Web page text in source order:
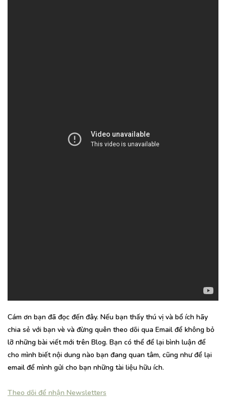
Cám ơn bạn đã đọc đến đây. Nếu bạn thấy thú vị và bổ ích hãy
chia sẻ với bạn vè và đừng quên theo dõi qua Email để không bỏ
lỡ những bài viết mới trên Blog. Bạn có thể để lại bình luận để
cho mình biết nội dung nào bạn đang quan tâm, cũng như để lại
email để mình gửi cho bạn những tài liệu hữu ích.
Theo dõi để nhận Newsletters